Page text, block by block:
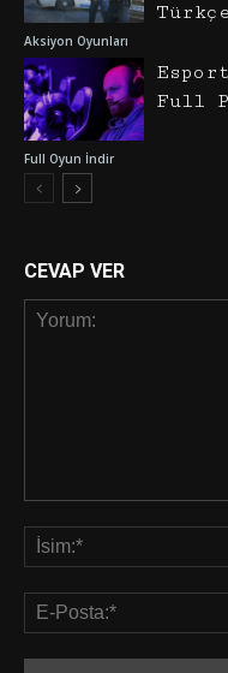
Aksiyon Oyunları
Türkçe
Full Oyun İndir
Full
CEVAP VER